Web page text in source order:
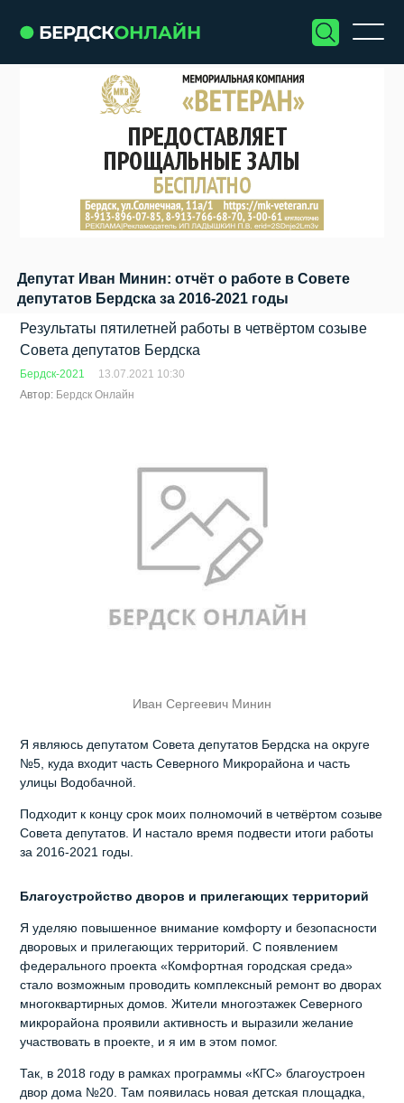
Депутат Иван Минин: отчёт о работе в Совете
депутатов Бердска за 2016-2021 годы
Результаты пятилетней работы в четвёртом созыве
Совета депутатов Бердска
Бердск-2021
13.07.2021 10:30
Автор: Бердск Онлайн
Иван Сергеевич Минин
Я являюсь депутатом Совета депутатов Бердска на округе
№5, куда входит часть Северного Микрорайона и часть
улицы Водобачной.
Подходит к концу срок моих полномочий в четвёртом созыве
Совета депутатов. И настало время подвести итоги работы
за 2016-2021 годы.
Благоустройство дворов и прилегающих территорий
Я уделяю повышенное внимание комфорту и безопасности
дворовых и прилегающих территорий. С появлением
федерального проекта «Комфортная городская среда»
стало возможным проводить комплексный ремонт во дворах
многоквартирных домов. Жители многоэтажек Северного
микрорайона проявили активность и выразили желание
участвовать в проекте, и я им в этом помог.
Так, в 2018 году в рамках программы «КГС» благоустроен
двор дома №20. Там появилась новая детская площадка,